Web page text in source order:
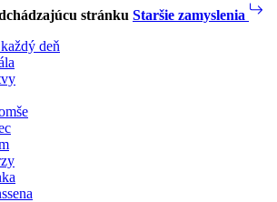
stránku Staršie zamyslenia
deň